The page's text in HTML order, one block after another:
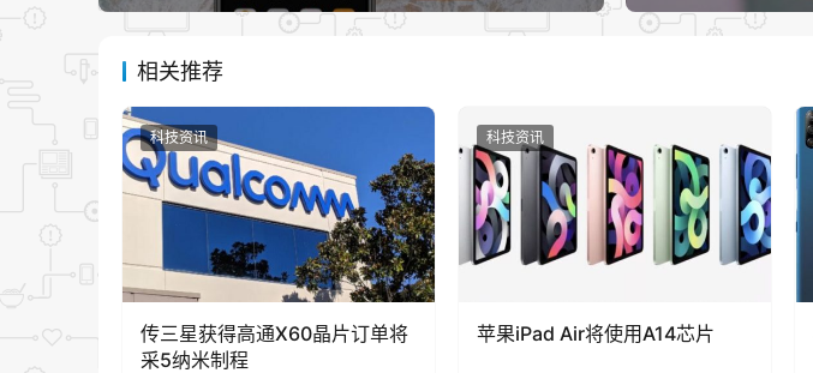
相关推荐
科技资讯
传三星获得高通X60晶片订单将
采5纳米制程
科技资讯
苹果iPad Air将使用A14芯片